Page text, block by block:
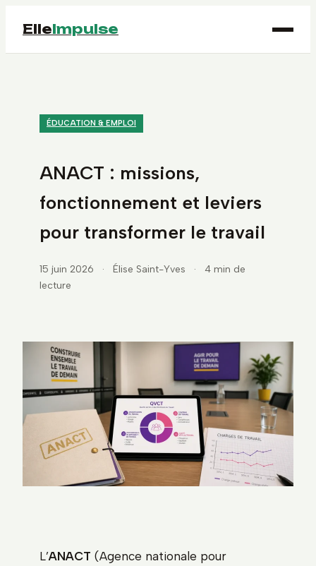
ElleImpulse
ÉDUCATION & EMPLOI
ANACT : missions,
fonctionnement et leviers
pour transformer le travail
15 juin 2026 · Élise Saint-Yves ·
4 min de
lecture
L’ANACT (Agence nationale pour